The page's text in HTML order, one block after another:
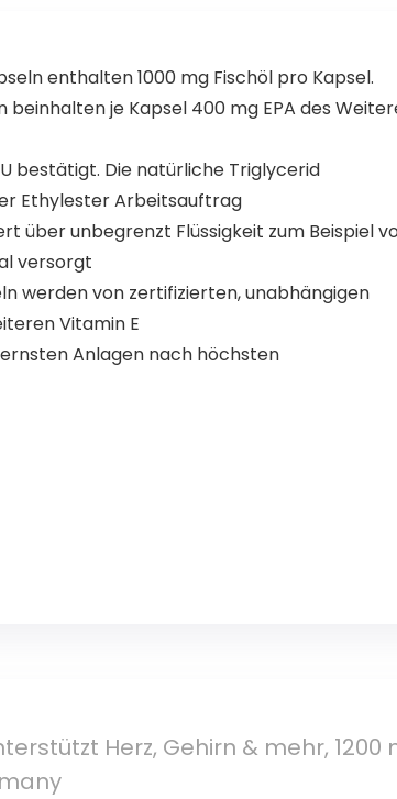
enthalten 1000 mg Fischöl pro Kapsel.
je Kapsel 400 mg EPA des
bestätigt. Die natürliche Triglycerid
Ethylester Arbeitsauftrag
über unbegrenzt Flüssigkeit zum Beispiel
versorgt
werden von zertifizierten, unabhängigen
Vitamin E
Anlagen nach höchsten
Herz, Gehirn & mehr, 1200